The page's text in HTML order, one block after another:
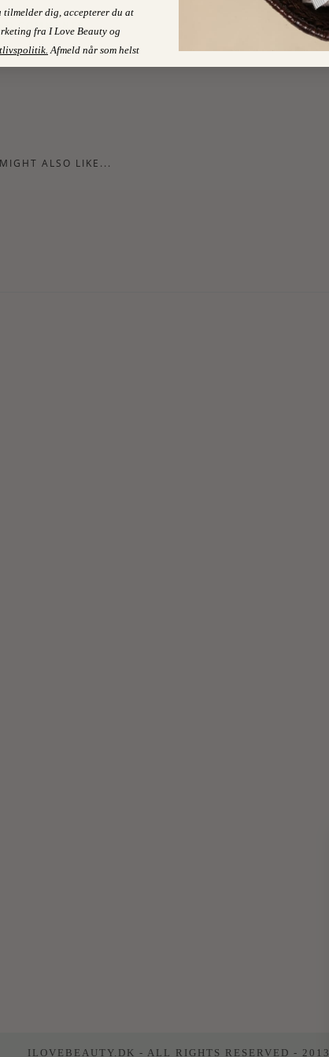
NO COMMENTS
ALSO LIKE...
ILOVEBEAUTY.DK - ALL RIGHTS RESERVED - 2013
tilmelder dig, accepterer du at
fra I Love Beauty og
Afmeld når som helst